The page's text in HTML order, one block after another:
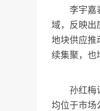
李宇嘉表
域，反映出
地块供应推
续集聚，也
孙红梅认
均位于市场